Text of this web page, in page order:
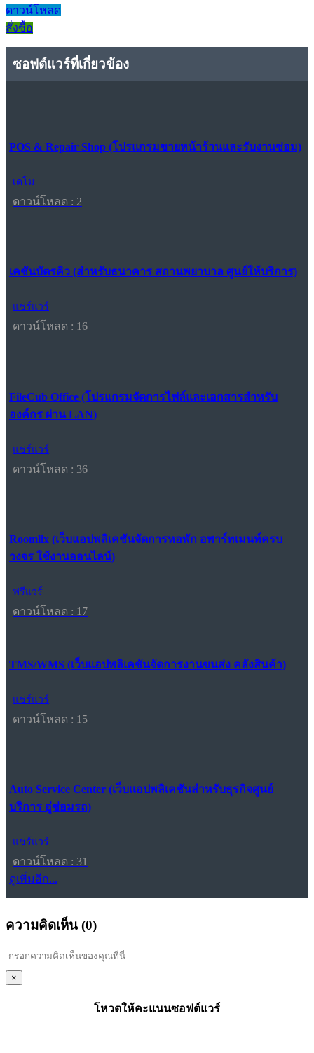
ดาวน์โหลด
สั่งซื้อ
ซอฟต์แวร์ที่เกี่ยวข้อง
POS & Repair Shop (โปรแกรมขายหน้าร้านและรับงานซ่อม)
เดโม
ดาวน์โหลด : 2
เคชันบัตรคิว (สำหรับธนาคาร สถานพยาบาล ศูนย์ให้บริการ)
แชร์แวร์
ดาวน์โหลด : 16
FileCub Office (โปรแกรมจัดการไฟล์และเอกสารสำหรับ
องค์กร ผ่าน LAN)
แชร์แวร์
ดาวน์โหลด : 36
Roomlix (เว็บแอปพลิเคชันจัดการหอพัก อพาร์ทเมนท์ครบ
วงจร ใช้งานออนไลน์)
ฟรีแวร์
ดาวน์โหลด : 17
TMS/WMS (เว็บแอปพลิเคชันจัดการงานขนส่ง คลังสินค้า)
แชร์แวร์
ดาวน์โหลด : 15
Auto Service Center (เว็บแอปพลิเคชันสำหรับธุรกิจศูนย์
บริการ อู่ซ่อมรถ)
แชร์แวร์
ดาวน์โหลด : 31
ดูเพิ่มอีก...
ความคิดเห็น (0)
×
โหวตให้คะแนนซอฟต์แวร์